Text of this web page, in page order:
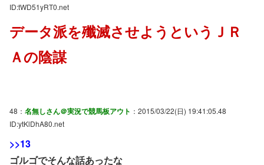
ID:tWD51yRT0.net
データ派を殲滅させようというＪＲ
Ａの陰謀
48： 名無しさん＠実況で競馬板アウト ：2015/03/22(日) 19:41:05.48
ID:ytKlDhA80.net
>>13
ゴルゴでそんな話あったな